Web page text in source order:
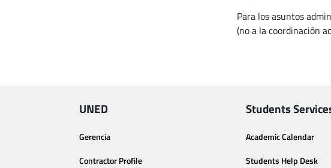
Para los asuntos
(no a la coordinación
UNED
Gerencia
Contractor Profile
Students
Academic Calendar
Students Help Desk